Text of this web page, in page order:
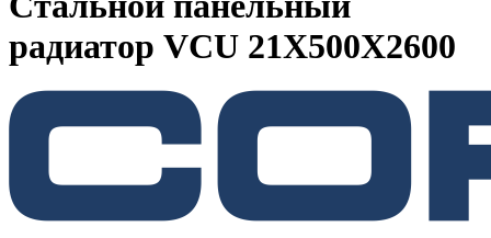
радиатор VCU 21Х500X2600